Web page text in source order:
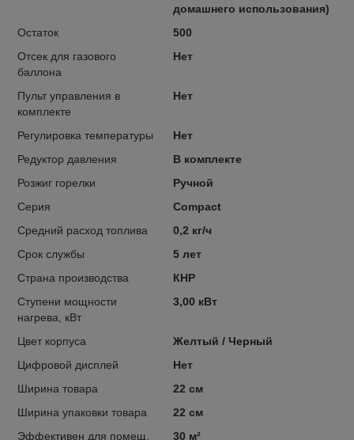
домашнего использования)
Остаток
500
Отсек для газового
баллона
Нет
Пульт управления в
комплекте
Нет
Регулировка температуры
Нет
Редуктор давления
В комплекте
Розжиг горелки
Ручной
Серия
Compact
Средний расход топлива
0,2 кг/ч
Срок службы
5 лет
Страна производства
КНР
Ступени мощности
нагрева, кВт
3,00 кВт
Цвет корпуса
Желтый / Черный
Цифровой дисплей
Нет
Ширина товара
22 см
Ширина упаковки товара
22 см
Эффективен для помещ.
30 м²